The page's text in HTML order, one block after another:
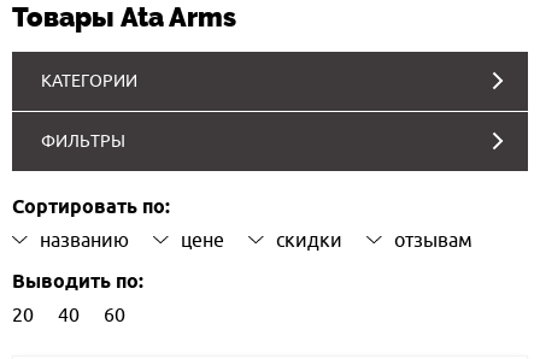
Товары Ata Arms
КАТЕГОРИИ
ФИЛЬТРЫ
Сортировать по:
названию цене скидки отзывам
Выводить по:
20 40 60